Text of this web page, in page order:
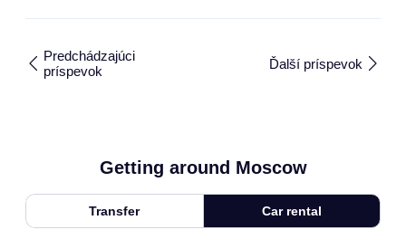
Predchádzajúci
príspevok
Ďalší príspevok
Getting around Moscow
Transfer Car rental